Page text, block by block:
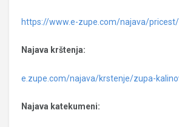
https://www.e-zupe.com/najava/
Najava krštenja:
e.zupe.com/najava/krstenje/zupa-
Najava katekumeni: